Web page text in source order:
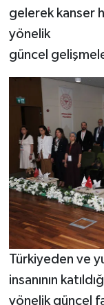
gelerek kanser
yönelik
güncel
Türkiyeden ve
insanının
yönelik güncel